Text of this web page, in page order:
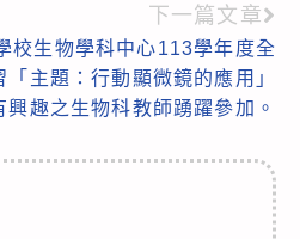
下一篇文章
校生物學科中心113學年度全
主題：行動顯微鏡的應用」
趣之生物科教師踴躍參加。